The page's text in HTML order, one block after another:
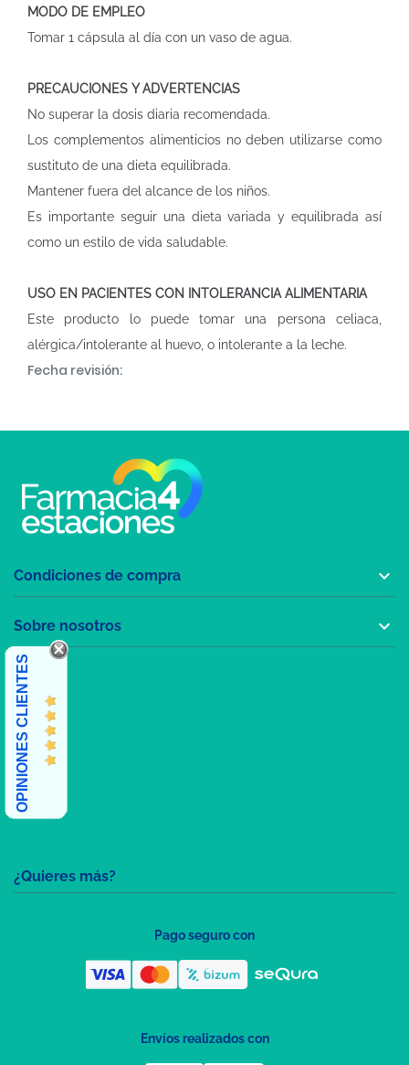
MODO DE EMPLEO
Tomar 1 cápsula al día con un vaso de agua.
PRECAUCIONES Y ADVERTENCIAS
No superar la dosis diaria recomendada.
Los complementos alimenticios no deben utilizarse como
sustituto de una dieta equilibrada.
Mantener fuera del alcance de los niños.
Es importante seguir una dieta variada y equilibrada así
como un estilo de vida saludable.
USO EN PACIENTES CON INTOLERANCIA ALIMENTARIA
Este producto lo puede tomar una persona celiaca,
alérgica/intolerante al huevo, o intolerante a la leche.
Fecha revisión:
¿Quieres más?
Condiciones de compra 
Sobre nosotros 
OPINIONES CLIENTES
Pago seguro con
Envíos realizados con